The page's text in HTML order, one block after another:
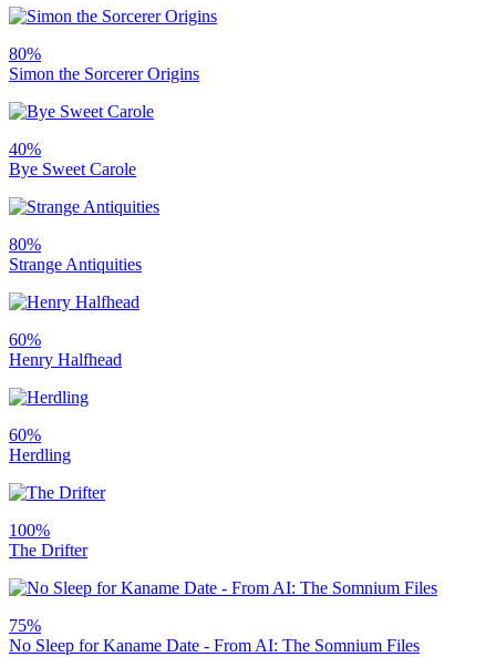
80%
Simon the Sorcerer Origins
40%
Bye Sweet Carole
80%
Strange Antiquities
60%
Henry Halfhead
60%
Herdling
100%
The Drifter
75%
No Sleep for Kaname Date - From AI: The Somnium Files